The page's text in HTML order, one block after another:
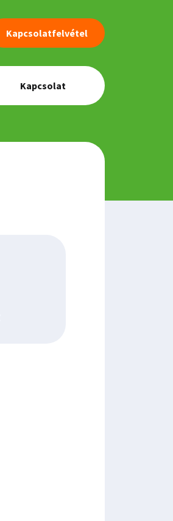
Kapcsolatfelvétel
Kapcsolat